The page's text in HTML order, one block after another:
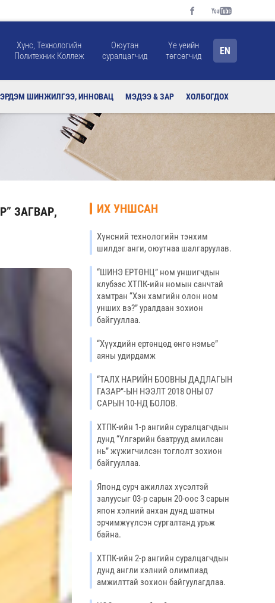
Хүнс, Технологийн
Политехник Коллеж
Оюутан
суралцагчид
Үе үеийн
төгсөгчид
EN
ЭРДЭМ ШИНЖИЛГЭЭ, ИННОВАЦ МЭДЭЭ & ЗАР ХОЛБОГДОХ
ЗАГВАР,
ИХ УНШСАН
Хүнсний технологийн тэнхим
шилдэг анги, оюутнаа шалгаруулав.
“ШИНЭ ЕРТӨНЦ” ном уншигчдын
клубээс ХТПК-ийн номын санчтай
хамтран “Хэн хамгийн олон ном
унших вэ?” уралдаан зохион
байгууллаа.
“Хүүхдийн ертөнцөд өнгө нэмье”
аяны удирдамж
“ТАЛХ НАРИЙН БООВНЫ ДАДЛАГЫН
ГАЗАР”-ЫН НЭЭЛТ 2018 ОНЫ 07
САРЫН 10-НД БОЛОВ.
ХТПК-ийн 1-р ангийн суралцагчдын
дунд “Үлгэрийн баатрууд амилсан
нь” жүжигчилсэн тоглолт зохион
байгууллаа.
Японд сурч ажиллах хүсэлтэй
залуусыг 03-р сарын 20-оос 3 сарын
япон хэлний анхан дунд шатны
эрчимжүүлсэн сургалтанд урьж
байна.
ХТПК-ийн 2-р ангийн суралцагчдын
дунд англи хэлний олимпиад
амжилттай зохион байгуулагдлаа.